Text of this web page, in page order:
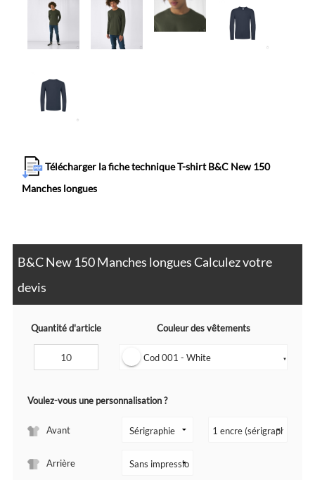
Télécharger la fiche technique T-shirt B&C New 150
Manches longues
B&C New 150 Manches longues Calculez votre
devis
Quantité d'article Couleur des vêtements
Cod 001 - White ▼
Voulez-vous une personnalisation ?
Avant
Arrière